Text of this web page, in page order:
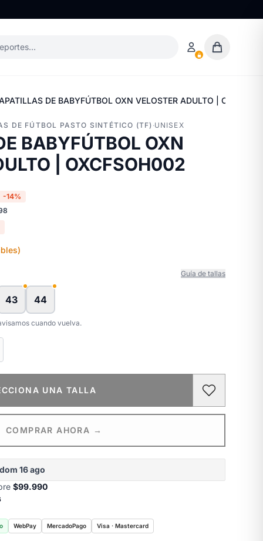
DE BABYFÚTBOL OXN VELOSTER ADULTO |
DE FÚTBOL PASTO SINTÉTICO (TF) ·UNISEX
BABYFÚTBOL OXN
| OXCFSOH002
-14%
Guía de tallas
43 44
cuando vuelva.
UNA TALLA
COMPRAR AHORA →
dom 16 ago
$99.990
WebPay MercadoPago Visa · Mastercard